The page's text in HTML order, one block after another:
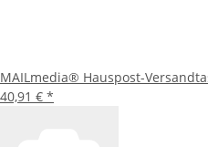
MAILmedia® Hauspost-
40,91 € *